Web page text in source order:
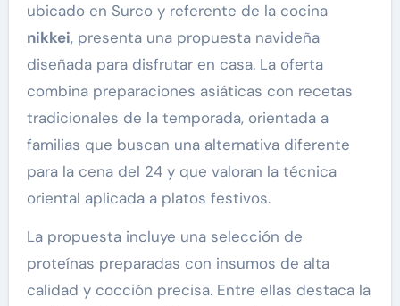
ubicado en Surco y referente de la cocina
nikkei, presenta una propuesta navideña
diseñada para disfrutar en casa. La oferta
combina preparaciones asiáticas con recetas
tradicionales de la temporada, orientada a
familias que buscan una alternativa diferente
para la cena del 24 y que valoran la técnica
oriental aplicada a platos festivos.
La propuesta incluye una selección de
proteínas preparadas con insumos de alta
calidad y cocción precisa. Entre ellas destaca la